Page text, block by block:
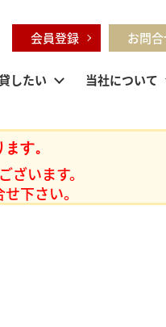
会員登録 お問
したい 当社について
す。
います。
下さい。